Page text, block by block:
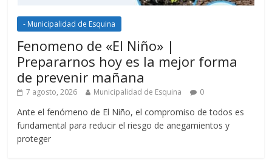
- Municipalidad de Esquina
Fenomeno de «El Niño» |
Prepararnos hoy es la mejor forma
de prevenir mañana
7 agosto, 2026 Municipalidad de Esquina 0
Ante el fenómeno de El Niño, el compromiso de todos es
fundamental para reducir el riesgo de anegamientos y
proteger